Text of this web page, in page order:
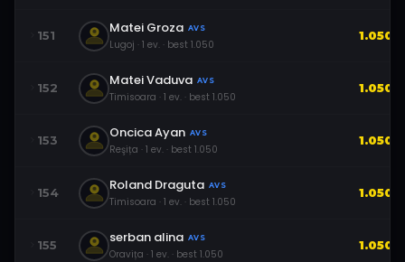
151 Matei Groza AVS
Lugoj · 1 ev. · best 1.050
1.050
152 Matei Vaduva AVS
Timisoara · 1 ev. · best 1.050
1.050
153 Oncica Ayan AVS
Reşița · 1 ev. · best 1.050
1.050
154 Roland Draguta AVS
Timisoara · 1 ev. · best 1.050
1.050
155 serban alina AVS
Oravița · 1 ev. · best 1.050
1.050